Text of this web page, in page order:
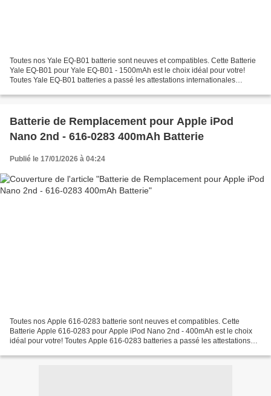
Toutes nos Yale EQ-B01 batterie sont neuves et compatibles. Cette Batterie
Yale EQ-B01 pour Yale EQ-B01 - 1500mAh est le choix idéal pour votre!
Toutes Yale EQ-B01 batteries a passé les attestations internationales
Batterie de Remplacement pour Apple iPod
Nano 2nd - 616-0283 400mAh Batterie
Publié le 17/01/2026 à 04:24
Toutes nos Apple 616-0283 batterie sont neuves et compatibles. Cette
Batterie Apple 616-0283 pour Apple iPod Nano 2nd - 400mAh est le choix
idéal pour votre! Toutes Apple 616-0283 batteries a passé les attestations